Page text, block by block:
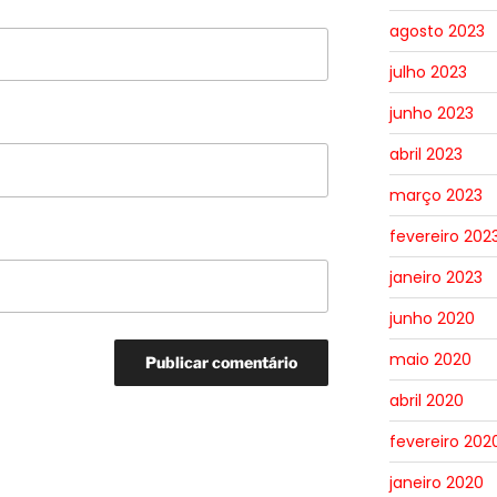
agosto 2023
julho 2023
junho 2023
abril 2023
março 2023
fevereiro
janeiro 2023
junho 2020
maio 2020
abril 2020
fevereiro
janeiro 2020